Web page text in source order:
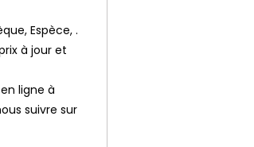
Espèce, .
à jour et
ligne à
suivre sur